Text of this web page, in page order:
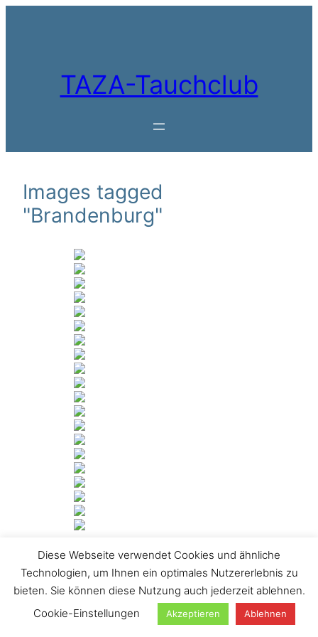
TAZA-Tauchclub
Images tagged
"Brandenburg"
[ZEIGE DIASHOW]
1 2 3 ►
Suchen
Diese Webseite verwendet Cookies und ähnliche
Technologien, um Ihnen ein optimales Nutzererlebnis zu
bieten. Sie können diese Nutzung auch jederzeit ablehnen.
Cookie-Einstellungen
Akzeptieren Ablehnen